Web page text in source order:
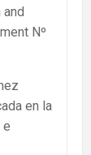
and
Nº
en la
e